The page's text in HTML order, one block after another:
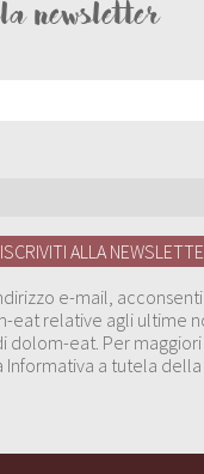
newsletter
e-mail,
eat relative agli ultime
dolom-eat. Per
Informativa a tutela della